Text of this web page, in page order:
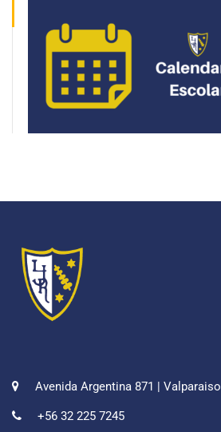
Avenida Argentina 871 | Valparaiso
+56 32 225 7245